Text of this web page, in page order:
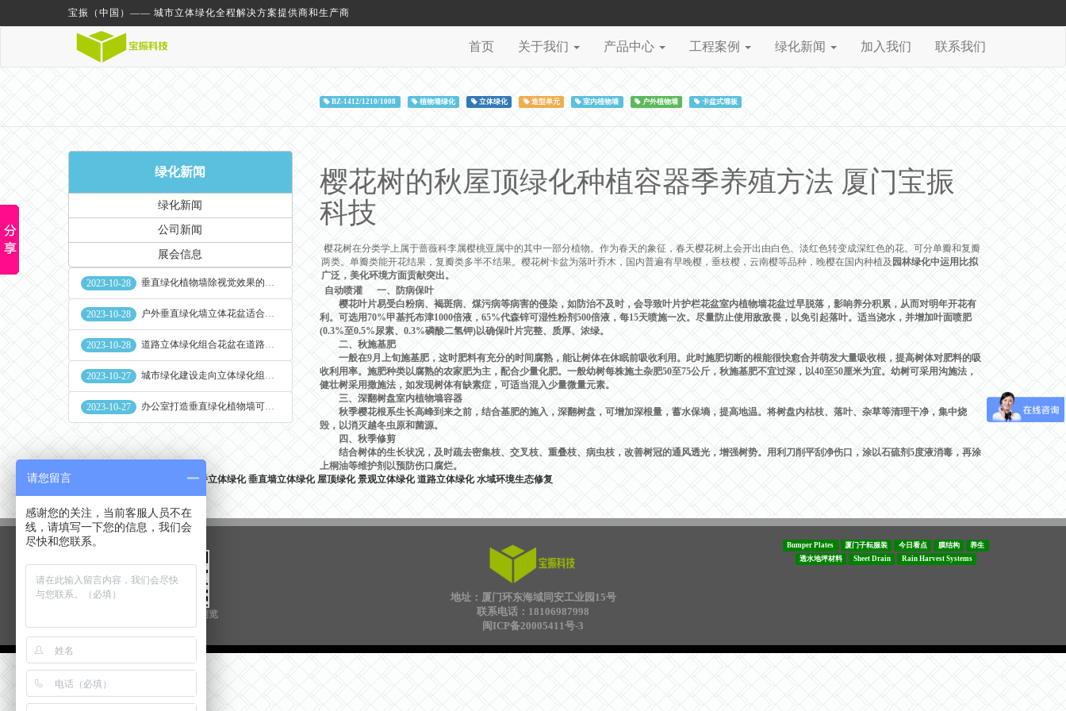
宝振（中国）—— 城市立体绿化全程解决方案提供商和生产商
首页 关于我们 产品中心 工程案例 绿化新闻 加入我们 联系我们
BZ-1412/1210/1008 植物墙绿化 立体绿化 造型单元 室内植物墙 户外植物墙 卡盆式墙板
绿化新闻
绿化新闻
公司新闻
展会信息
2023-10-28 垂直绿化植物墙除视觉效果的作用外其他作用
2023-10-28 户外垂直绿化墙立体花盆适合种什么植物
2023-10-28 道路立体绿化组合花盆在道路绿化中的使用
2023-10-27 城市绿化建设走向立体绿化组合花盆空间
2023-10-27 办公室打造垂直绿化植物墙可缓解员工压力
樱花树的秋屋顶绿化种植容器季养殖方法 厦门宝振
科技
樱花树在分类学上属于蔷薇科李属樱桃亚属中的其中一部分植物。作为春天的象征，春天樱花树上会开出由白色、淡红色转变成深红色的花。可分单瓣和复瓣
两类。单瓣类能开花结果，复瓣类多半不结果。樱花树卡盆为落叶乔木，国内普遍有早晚樱，垂枝樱，云南樱等品种，晚樱在国内种植及 园林绿化中运用比拟
广泛，美化环境方面贡献突出。
自动喷灌 一、防病保叶
樱花叶片易受白粉病、褐斑病、煤污病等病害的侵染，如防治不及时，会导致叶片护栏花盆室内植物墙花盆过早脱落，影响养分积累，从而对明年开花有
利。可选用70%甲基托布津1000倍液，65%代森锌可湿性粉剂500倍液，每15天喷施一次。尽量防止使用敌敌畏，以免引起落叶。适当浇水，并增加叶面喷肥
(0.3%至0.5%尿素、0.3%磷酸二氢钾)以确保叶片完整、质厚、浓绿。
二、秋施基肥
一般在9月上旬施基肥，这时肥料有充分的时间腐熟，能让树体在休眠前吸收利用。此时施肥切断的根能很快愈合并萌发大量吸收根，提高树体对肥料的吸
收利用率。施肥种类以腐熟的农家肥为主，配合少量化肥。一般幼树每株施土杂肥50至75公斤，秋施基肥不宜过深，以40至50厘米为宜。幼树可采用沟施法，
健壮树采用撒施法，如发现树体有缺素症，可适当混入少量微量元素。
三、深翻树盘室内植物墙容器
秋季樱花根系生长高峰到来之前，结合基肥的施入，深翻树盘，可增加深根量，蓄水保墒，提高地温。将树盘内枯枝、落叶、杂草等清理干净，集中烧
毁，以消灭越冬虫原和菌源。
四、秋季修剪
结合树体的生长状况，及时疏去密集枝、交叉枝、重叠枝、病虫枝，改善树冠的通风透光，增强树势。用利刀削平刮净伤口，涂以石硫剂5度液消毒，再涂
上桐油等维护剂以预防伤口腐烂。
热门关键词：
立交桥立体绿化 垂直墙立体绿化 屋顶绿化 景观立体绿化 道路立体绿化 水域环境生态修复
扫一扫用手机浏览
地址：厦门环东海域同安工业园15号
联系电话：18106987998
闽ICP备20005411号-3
Bumper Plates 厦门子耘服装 今日看点 膜结构
养生
透水地坪材料
Sheet Drain Rain Harvest Systems
请您留言
感谢您的关注，当前客服人员不在
线，请填写一下您的信息，我们会
尽快和您联系。